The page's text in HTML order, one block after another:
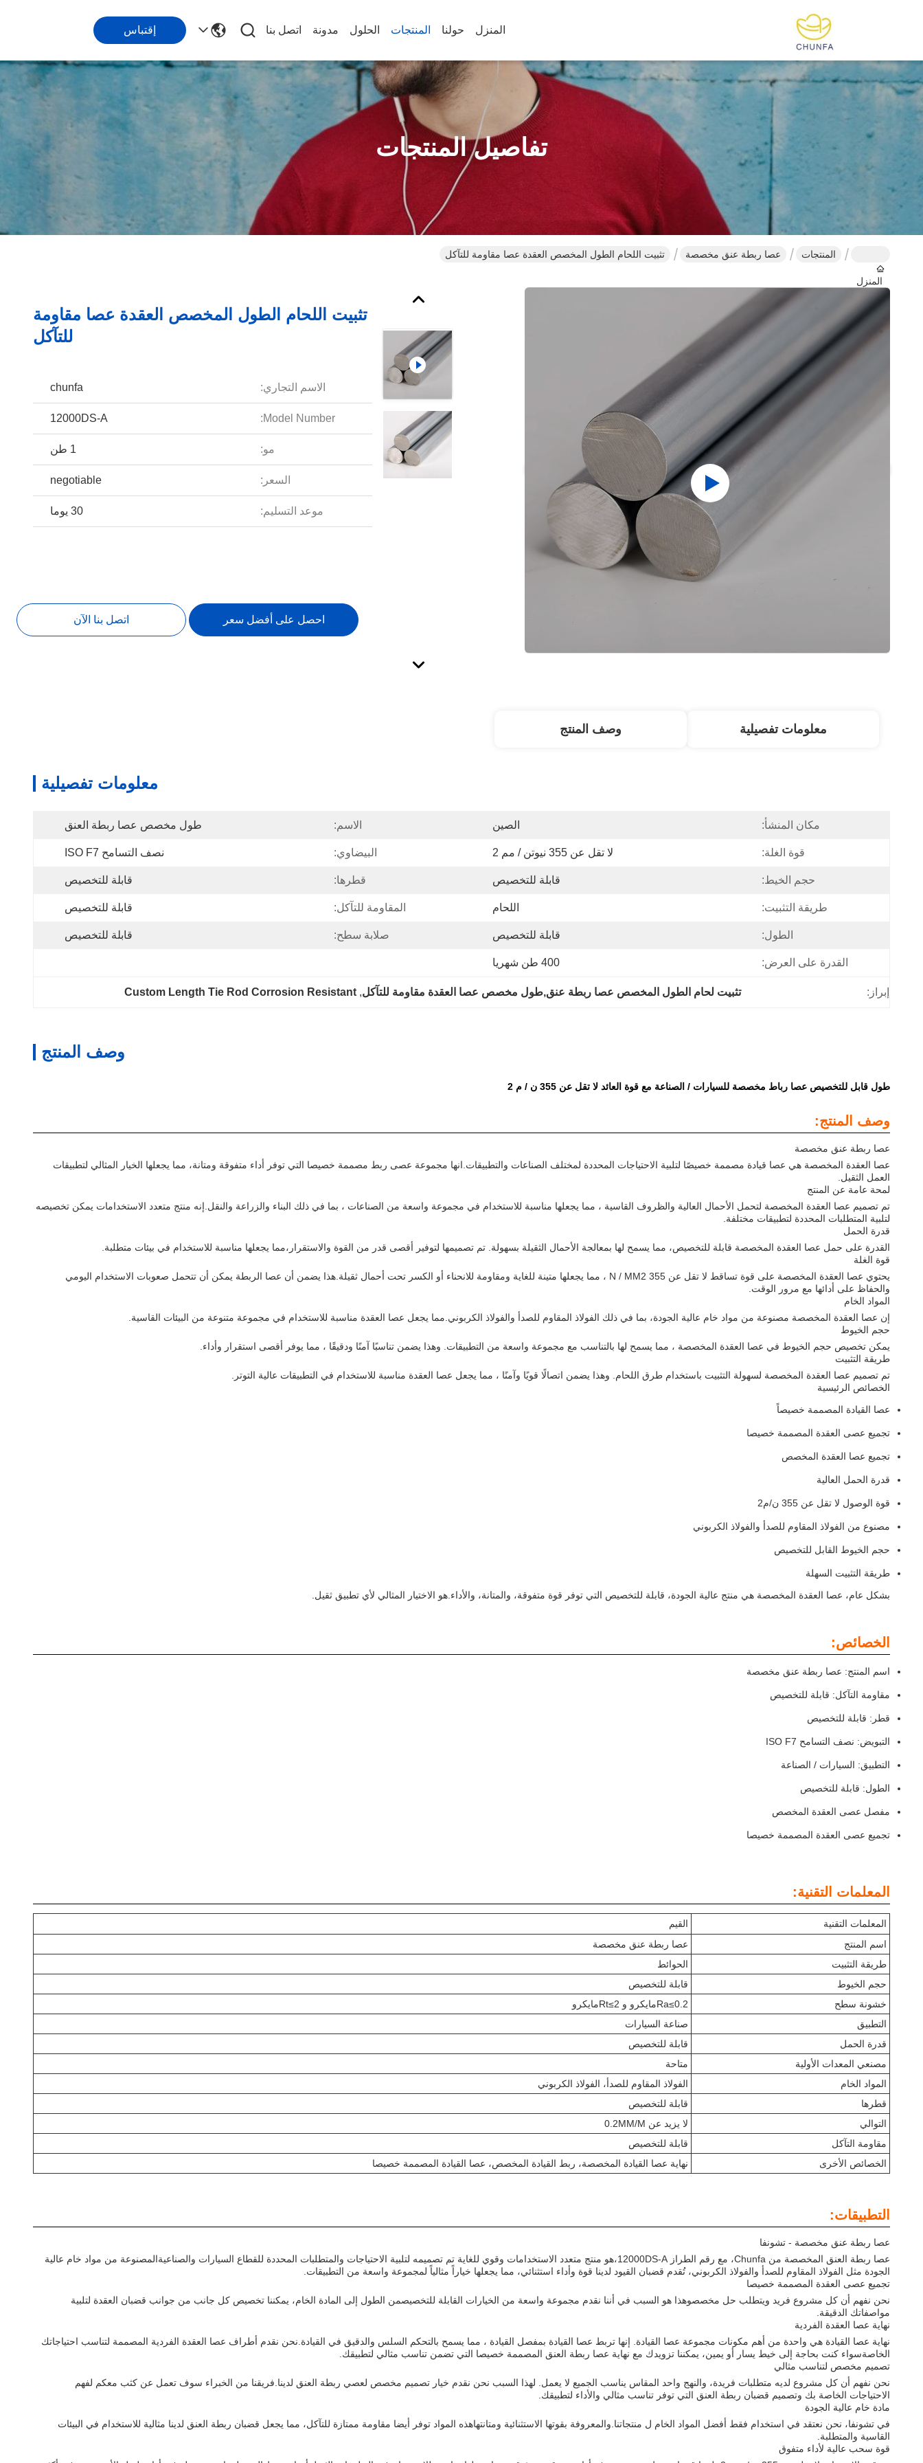
المنزل حولنا المنتجات الحلول مدونة اتصل بنا إقتباس
تفاصيل المنتجات
المنزل
المنتجات عصا ربطة عنق مخصصة تثبيت اللحام الطول المخصص العقدة عصا مقاومة للتآكل
تثبيت اللحام الطول المخصص العقدة عصا مقاومة
للتآكل
الاسم التجاري: chunfa
Model Number:
12000DS-A
مو: 1 طن
السعر: negotiable
موعد التسليم: 30 يوما
احصل على أفضل سعر اتصل بنا الآن
معلومات تفصيلية وصف المنتج
معلومات تفصيلية
مكان المنشأ: الصين الاسم: طول مخصص عصا ربطة العنق
قوة الغلة: لا تقل عن 355 نيوتن / مم 2 البيضاوي: نصف التسامح ISO F7
حجم الخيط: قابلة للتخصيص قطرها: قابلة للتخصيص
طريقة التثبيت: اللحام المقاومة للتآكل: قابلة للتخصيص
الطول: قابلة للتخصيص صلابة سطح: قابلة للتخصيص
القدرة على العرض: 400 طن شهريا
إبراز: تثبيت لحام الطول المخصص عصا ربطة عنق,طول مخصص عصا العقدة مقاومة للتآكل,
Custom Length Tie Rod Corrosion Resistant
وصف المنتج
طول قابل للتخصيص عصا رباط مخصصة للسيارات / الصناعة مع قوة العائد لا تقل عن 355 ن / م 2
وصف المنتج:
عصا ربطة عنق مخصصة
عصا العقدة المخصصة هي عصا قيادة مصممة خصيصًا لتلبية الاحتياجات المحددة لمختلف الصناعات والتطبيقات.انها مجموعة عصى ربط مصممة خصيصا التي توفر أداء متفوقة ومتانة، مما يجعلها الخيار المثالي لتطبيقات
العمل الثقيل.
لمحة عامة عن المنتج
تم تصميم عصا العقدة المخصصة لتحمل الأحمال العالية والظروف القاسية ، مما يجعلها مناسبة للاستخدام في مجموعة واسعة من الصناعات ، بما في ذلك البناء والزراعة والنقل.إنه منتج متعدد الاستخدامات يمكن تخصيصه
لتلبية المتطلبات المحددة لتطبيقات مختلفة.
قدرة الحمل
القدرة على حمل عصا العقدة المخصصة قابلة للتخصيص، مما يسمح لها بمعالجة الأحمال الثقيلة بسهولة. تم تصميمها لتوفير أقصى قدر من القوة والاستقرار،مما يجعلها مناسبة للاستخدام في بيئات متطلبة.
قوة الغلة
يحتوي عصا العقدة المخصصة على قوة تساقط لا تقل عن 355 N / MM2 ، مما يجعلها متينة للغاية ومقاومة للانحناء أو الكسر تحت أحمال ثقيلة.هذا يضمن أن عصا الربطة يمكن أن تتحمل صعوبات الاستخدام اليومي
والحفاظ على أدائها مع مرور الوقت.
المواد الخام
إن عصا العقدة المخصصة مصنوعة من مواد خام عالية الجودة، بما في ذلك الفولاذ المقاوم للصدأ والفولاذ الكربوني.مما يجعل عصا العقدة مناسبة للاستخدام في مجموعة متنوعة من البيئات القاسية.
حجم الخيوط
يمكن تخصيص حجم الخيوط في عصا العقدة المخصصة ، مما يسمح لها بالتناسب مع مجموعة واسعة من التطبيقات. وهذا يضمن تناسبًا آمنًا ودقيقًا ، مما يوفر أقصى استقرار وأداء.
طريقة التثبيت
تم تصميم عصا العقدة المخصصة لسهولة التثبيت باستخدام طرق اللحام. وهذا يضمن اتصالًا قويًا وآمنًا ، مما يجعل عصا العقدة مناسبة للاستخدام في التطبيقات عالية التوتر.
الخصائص الرئيسية
عصا القيادة المصممة خصيصاً
تجميع عصى العقدة المصممة خصيصا
تجميع عصا العقدة المخصص
قدرة الحمل العالية
قوة الوصول لا تقل عن 355 ن/م2
مصنوع من الفولاذ المقاوم للصدأ والفولاذ الكربوني
حجم الخيوط القابل للتخصيص
طريقة التثبيت السهلة
بشكل عام، عصا العقدة المخصصة هي منتج عالية الجودة، قابلة للتخصيص التي توفر قوة متفوقة، والمتانة، والأداء.هو الاختيار المثالي لأي تطبيق ثقيل.
الخصائص:
اسم المنتج: عصا ربطة عنق مخصصة
مقاومة التآكل: قابلة للتخصيص
قطر: قابلة للتخصيص
التبويض: نصف التسامح ISO F7
التطبيق: السيارات / الصناعة
الطول: قابلة للتخصيص
مفصل عصى العقدة المخصص
تجميع عصى العقدة المصممة خصيصا
المعلمات التقنية:
المعلمات التقنية
القيم
اسم المنتج
عصا ربطة عنق مخصصة
طريقة التثبيت
الحوائط
حجم الخيوط
قابلة للتخصيص
خشونة سطح
Ra≤0.2مايكرو و Rt≤2مايكرو
التطبيق
صناعة السيارات
قدرة الحمل
قابلة للتخصيص
مصنعي المعدات الأولية
متاحة
المواد الخام
الفولاذ المقاوم للصدأ، الفولاذ الكربوني
قطرها
قابلة للتخصيص
التوالي
لا يزيد عن 0.2MM/M
مقاومة التآكل
قابلة للتخصيص
الخصائص الأخرى
نهاية عصا القيادة المخصصة، ربط القيادة المخصص، عصا القيادة المصممة خصيصا
التطبيقات:
عصا ربطة عنق مخصصة - تشونفا
عصا ربطة العنق المخصصة من Chunfa، مع رقم الطراز 12000DS-A،هو منتج متعدد الاستخدامات وقوي للغاية تم تصميمه لتلبية الاحتياجات والمتطلبات المحددة للقطاع السيارات والصناعيةالمصنوعة من مواد خام عالية
الجودة مثل الفولاذ المقاوم للصدأ والفولاذ الكربوني، تُقدم قضبان القيود لدينا قوة وأداء استثنائي، مما يجعلها خياراً مثالياً لمجموعة واسعة من التطبيقات.
تجميع عصى العقدة المصممة خصيصا
نحن نفهم أن كل مشروع فريد ويتطلب حل مخصصوهذا هو السبب في أننا نقدم مجموعة واسعة من الخيارات القابلة للتخصيصمن الطول إلى المادة الخام، يمكننا تخصيص كل جانب من جوانب قضبان العقدة لتلبية
مواصفاتك الدقيقة.
نهاية عصا العقدة الفردية
نهاية عصا القيادة هي واحدة من أهم مكونات مجموعة عصا القيادة. إنها تربط عصا القيادة بمفصل القيادة ، مما يسمح بالتحكم السلس والدقيق في القيادة.نحن نقدم أطراف عصا العقدة الفردية المصممة لتناسب احتياجاتك
الخاصةسواء كنت بحاجة إلى خيط يسار أو يمين، يمكننا تزويدك مع نهاية عصا ربطة العنق المصممة خصيصا التي تضمن تناسب مثالي لتطبيقك.
تصميم مخصص لتناسب مثالي
نحن نفهم أن كل مشروع لديه متطلبات فريدة، والنهج واحد المقاس يناسب الجميع لا يعمل. لهذا السبب نحن نقدم خيار تصميم مخصص لعصي ربطة العنق لدينا.فريقنا من الخبراء سوف تعمل عن كثب معكم لفهم
الاحتياجات الخاصة بك وتصميم قضبان ربطة العنق التي توفر تناسب مثالي والأداء لتطبيقك.
مادة خام عالية الجودة
في تشونفا، نحن نعتقد في استخدام فقط أفضل المواد الخام ل منتجاتنا.والمعروفة بقوتها الاستثنائية ومتانتهاهذه المواد توفر أيضا مقاومة ممتازة للتآكل، مما يجعل قضبان ربطة العنق لدينا مثالية للاستخدام في البيئات
القاسية والمتطلبة.
قوة سحب عالية لأداء متفوق